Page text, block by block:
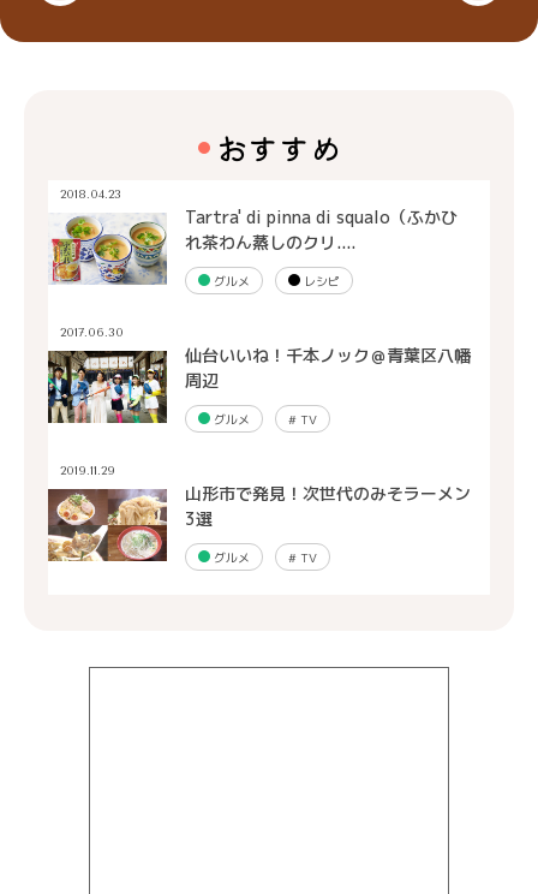
おすすめ
2018.04.23
Tartra' di pinna di squalo（ふかひ
れ茶わん蒸しのクリ....
グルメ レシピ
2017.06.30
仙台いいね！千本ノック＠青葉区八幡
周辺
グルメ #TV
2019.11.29
山形市で発見！次世代のみそラーメン
3選
グルメ #TV